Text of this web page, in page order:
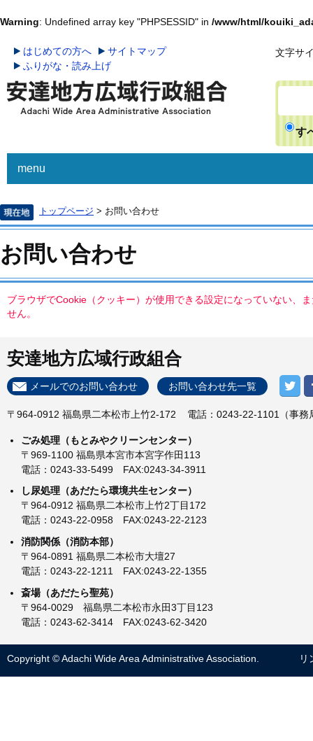
Warning: Undefined array key "PHPSESSID" in /www/html/
はじめての方へ
サイトマップ
ふりがな・読み上げ
文字サ
す
menu
広域行政
トップページ > お問い合わせ
お問い合わせ
ブラウザでCookie（クッキー）が使用できる設定になっていない、
せん。
安達地方広域行政組合
メールでのお問い合わせ お問い合わせ先一覧
〒964-0912 福島県二本松市上竹2-172 電話：0243-22-1101（事務
ごみ処理（もとみやクリーンセンター）
〒969-1100 福島県本宮市本宮字作田113
電話：0243-33-5499 FAX:0243-34-3911
し尿処理（あだたら環境共生センター）
〒964-0912 福島県二本松市上竹2丁目172
電話：0243-22-0958 FAX:0243-22-2123
消防関係（消防本部）
〒964-0891 福島県二本松市大壇27
電話：0243-22-1211 FAX:0243-22-1355
斎場（あだたら聖苑）
〒964-0029 福島県二本松市永田3丁目123
電話：0243-62-3414 FAX:0243-62-3420
Copyright © Adachi Wide Area Administrative Association. リ